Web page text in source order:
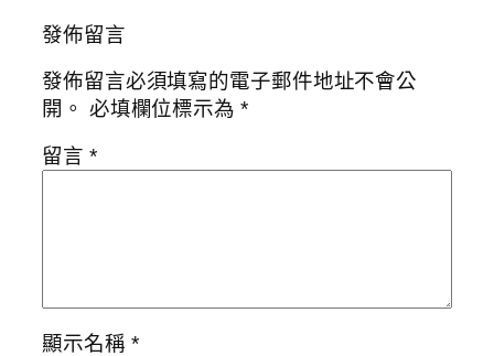
發佈留言
發佈留言必須填寫的電子郵件地址不會公
開。 必填欄位標示為 *
留言 *
顯示名稱 *